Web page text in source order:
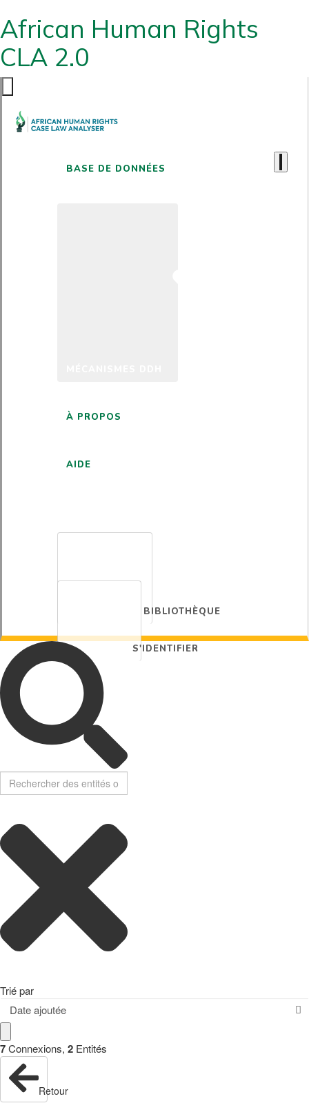
African Human Rights
CLA 2.0
BASE DE DONNÉES
À PROPOS
AIDE
BIBLIOTHÈQUE
S'IDENTIFIER
Trié par
Date ajoutée
7Connexions, 2 Entités
Retour